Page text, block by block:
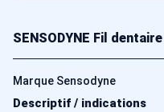
SENSODYNE Fil
Marque Sensodyne
Descriptif / indications